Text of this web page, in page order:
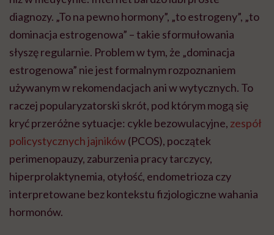
diagnozy. „To na pewno hormony”, „to estrogeny”, „to
dominacja estrogenowa” – takie sformułowania
słyszę regularnie. Problem w tym, że „dominacja
estrogenowa” nie jest formalnym rozpoznaniem
używanym w rekomendacjach ani w wytycznych. To
raczej popularyzatorski skrót, pod którym mogą się
kryć przeróżne sytuacje: cykle bezowulacyjne, zespół
policystycznych jajników(PCOS), początek
perimenopauzy, zaburzenia pracy tarczycy,
hiperprolaktynemia, otyłość, endometrioza czy
interpretowane bez kontekstu fizjologiczne wahania
hormonów.